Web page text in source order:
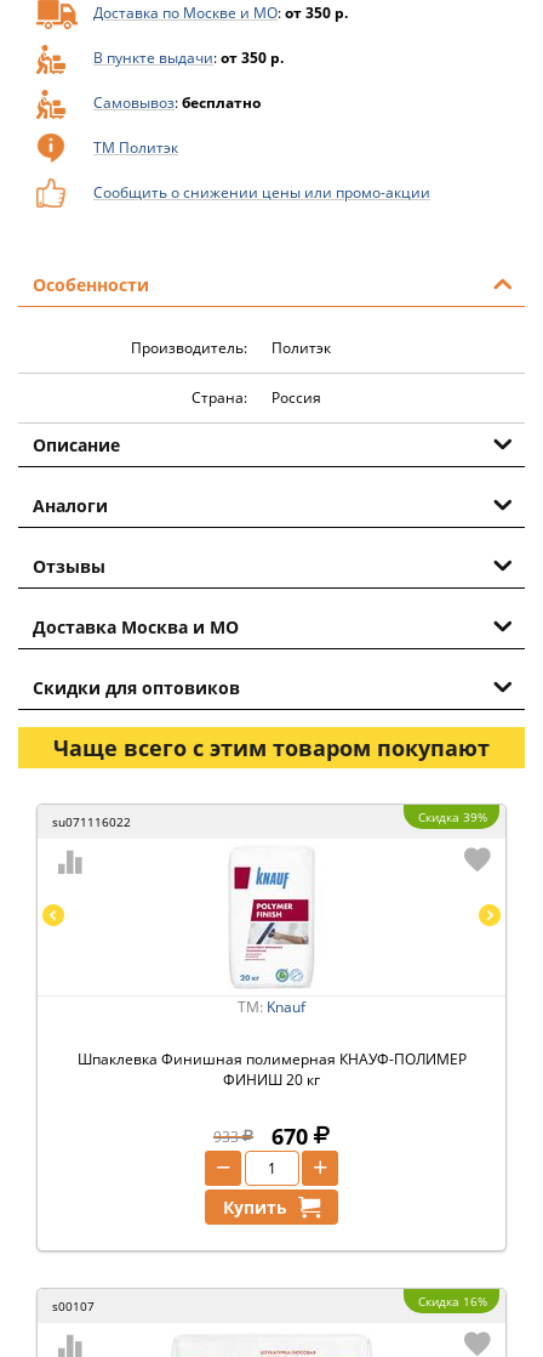
Доставка по Москве и МО:от 350 р.
В пункте выдачи:от 350 р.
Самовывоз:бесплатно
ТМ Политэк
Сообщить о снижении цены или промо-акции
Особенности
Производитель: Политэк
Страна: Россия
Описание
Аналоги
Отзывы
Доставка Москва и МО
Скидки для оптовиков
Чаще всего с этим товаром покупают
su071116022 Скидка 39%
ТМ: Knauf
Шпаклевка Финишная полимерная КНАУФ-ПОЛИМЕР
ФИНИШ 20 кг
933 670
+
−
Купить
s00107 Скидка 16%